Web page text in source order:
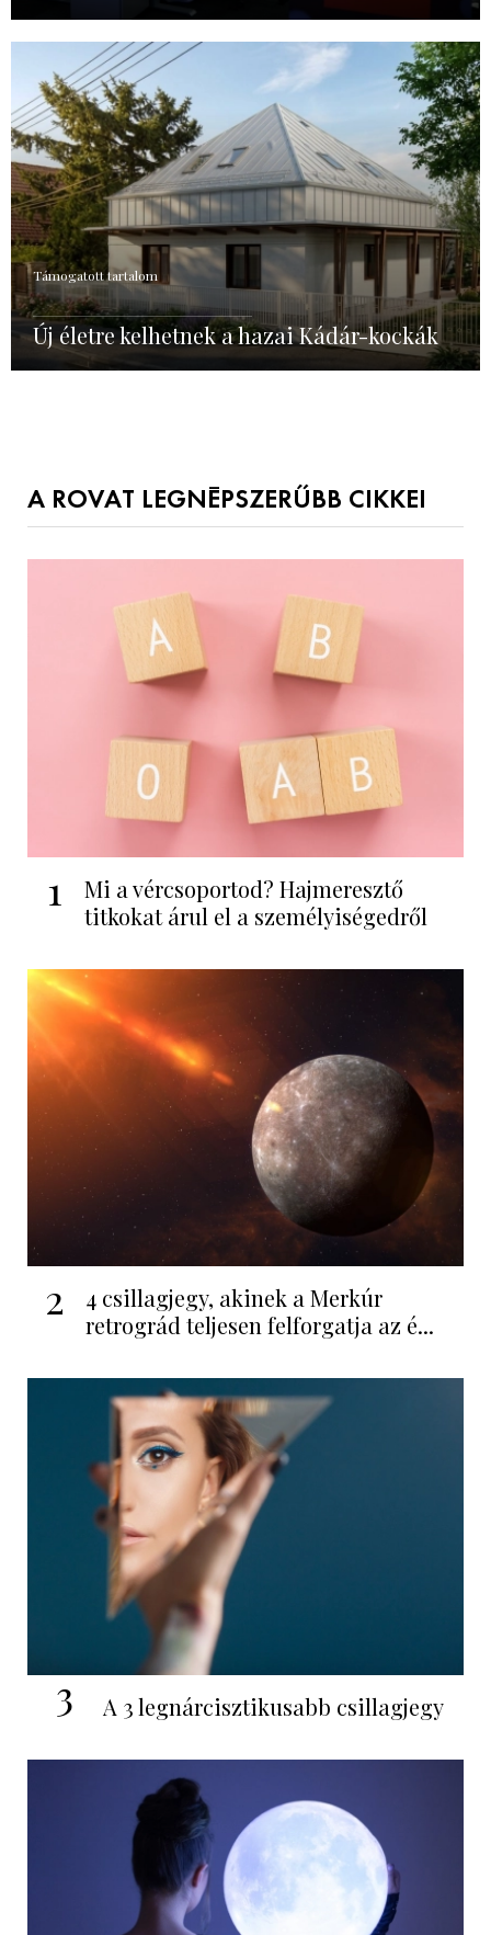
Támogatott tartalom
Új életre kelhetnek a hazai Kádár-kockák
A ROVAT LEGNÉPSZERŰBB CIKKEI
1
Mi a vércsoportod? Hajmeresztő
titkokat árul el a személyiségedről
2
4 csillagjegy, akinek a Merkúr
retrográd teljesen felforgatja az é...
3 A 3 legnárcisztikusabb csillagjegy